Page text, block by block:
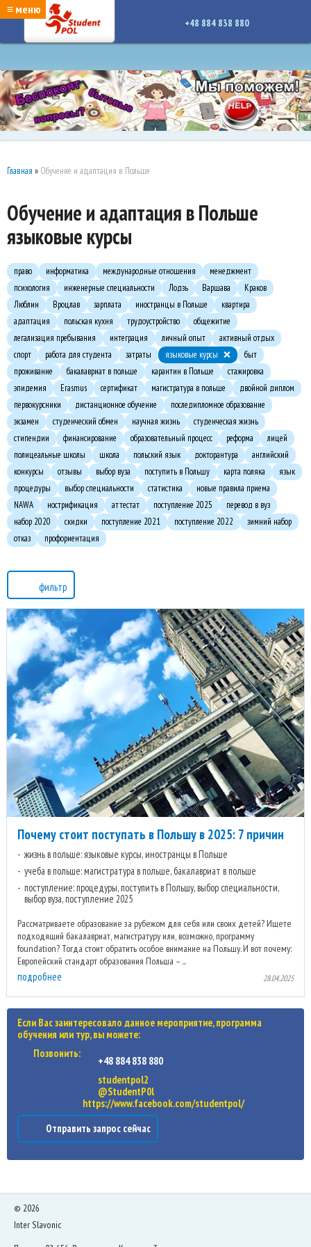
google-site-verification: google7a917c261df1566b.htmlgoogle-site-verification:
google7a917c261df1566b.html
≡ меню
+48 884 838 880
Главная » Обучение и адаптация в Польше
Обучение и адаптация в Польше
языковые курсы
право информатика международные отношения
менеджмент
психология
инженерные специальности Лодзь Варшава
Краков
Люблин
Вроцлав зарплата иностранцы в Польше
квартира
адаптация
польская кухня трудоустройство
общежитие
легализация пребывания
интеграция личный опыт
активный отдых
спорт
работа для студента затраты языковые курсы
быт
проживание
бакалавриат в польше карантин в Польше
стажировка
эпидемия
Erasmus сертификат магистратура в польше
двойной диплом
первокурсники
дистанционное обучение
последипломное образование
экзамен
студенческий обмен научная жизнь
студенческая жизнь
стипендии
финансирование образовательный процесс реформа
лицей
полицеальные школы
школа польский язык докторантура
английский
конкурсы
отзывы выбор вуза поступить в Польшу карта поляка
язык
процедуры
выбор специальности статистика
новые правила приема
NAWA
нострификация аттестат поступление 2025
перевод в вуз
набор 2020
скидки поступление 2021 поступление 2022
зимний набор
отказ
профориентация
фильтр
Почему стоит поступать в Польшу в 2025: 7 причин
жизнь в польше: языковые курсы, иностранцы в Польше
учеба в польше: магистратура в польше, бакалавриат в польше
поступление: процедуры, поступить в Польшу, выбор специальности,
выбор вуза, поступление 2025
Рассматриваете образование за рубежом для себя или своих детей? Ищете
подходящий бакалавриат, магистратуру или, возможно, программу
foundation? Тогда стоит обратить особое внимание на Польшу. И вот почему:
Европейский стандарт образования Польша – ...
подробнее 28.04.2025
Если Вас заинтересовало данное мероприятие, программа
обучения или тур, вы можете:
Позвонить:
+48 884 838 880
studentpol2
@StudentP0l
https://www.facebook.com/studentpol/
Отправить запрос сейчас
© 2026
Inter Slavonic